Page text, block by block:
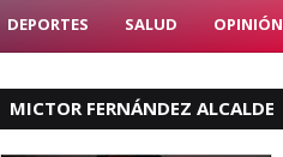
DEPORTES SALUD OPINIÓN
MICTOR FERNÁNDEZ ALCALDE